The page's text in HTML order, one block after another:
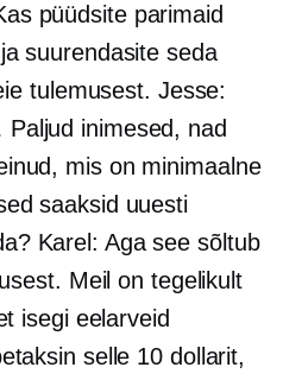
püüdsite parimaid
suurendasite seda
tulemusest. Jesse:
inimesed, nad
mis on minimaalne
saaksid uuesti
Karel: Aga see sõltub
Meil on tegelikult
isegi eelarveid
selle 10 dollarit,